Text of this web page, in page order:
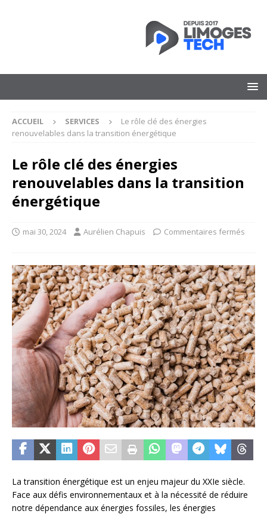
ACCUEIL SERVICES
Le rôle clé des énergies
renouvelables dans la transition énergétique
Le rôle clé des énergies
renouvelables dans la transition
énergétique
mai 30, 2024 Aurélien Chapuis Commentaires fermés
La transition énergétique est un enjeu majeur du XXIe siècle.
Face aux défis environnementaux et à la nécessité de réduire
notre dépendance aux énergies fossiles, les énergies